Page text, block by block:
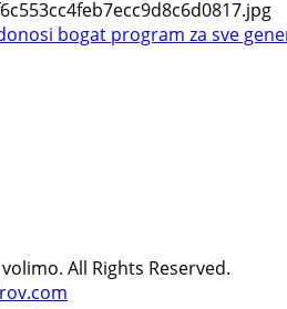
bogat program za sve
All Rights Reserved.